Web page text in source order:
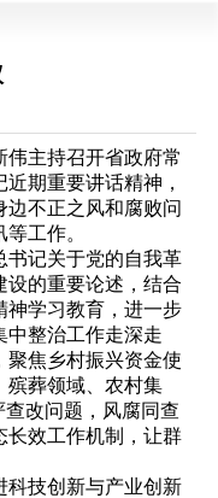
主持召开省政府常
期重要讲话精神，
不正之风和腐败问
工作。
记关于党的自我革
设的重要论述，结合
神学习教育，进一步
中整治工作走深走
聚焦乡村振兴资金使
殡葬领域、农村集
改问题，风腐同查
长效工作机制，让群
技创新与产业创新